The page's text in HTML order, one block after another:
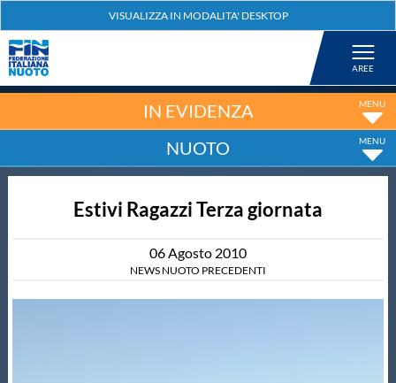
Nuoto
Tuffi
IN EVIDENZA
NUOTO
Estivi Ragazzi Terza giornata
06Agosto 2010
NEWS NUOTO PRECEDENTI